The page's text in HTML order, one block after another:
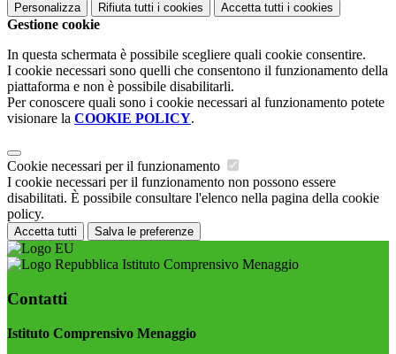
Personalizza Rifiuta tutti i cookies Accetta tutti i cookies
Gestione cookie
In questa schermata è possibile scegliere quali cookie consentire.
I cookie necessari sono quelli che consentono il funzionamento della
piattaforma e non è possibile disabilitarli.
Per conoscere quali sono i cookie necessari al funzionamento potete
visionare la COOKIE POLICY.
Cookie necessari per il funzionamento
I cookie necessari per il funzionamento non possono essere
disabilitati. È possibile consultare l'elenco nella pagina della cookie
policy.
Accetta tutti Salva le preferenze
Istituto Comprensivo Menaggio
Contatti
Istituto Comprensivo Menaggio